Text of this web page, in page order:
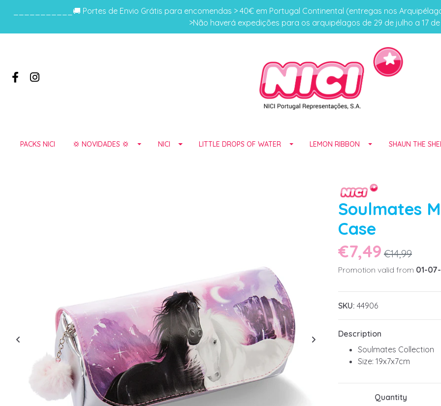
___________🚚 Portes de Envio Grátis para encomendas > 40€ em Portugal Continental (entregas nos
>Não haverá expedições para os arquipélagos de 29 de julho a 17
PACKS NICI 💢 NOVIDADES 💢 NICI LITTLE DROPS OF WATER LEMON RIBBON SHAUN THE
Soulmates
Case
€7,49 €14,99
Promotion valid from 01-
SKU: 44906
Description
Soulmates Collection
Size: 19x7x7cm
Quantity